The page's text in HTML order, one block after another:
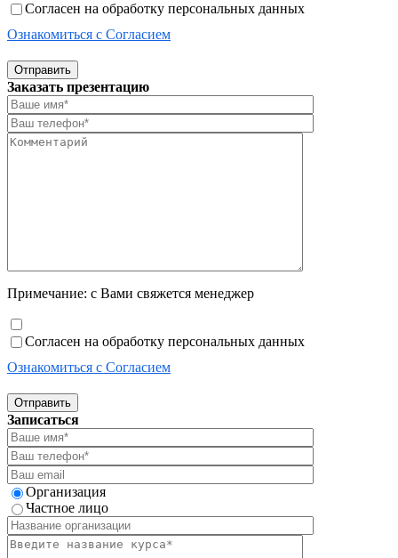
Согласен на обработку персональных данных
Ознакомиться с Согласием
Отправить
Заказать презентацию
Примечание: с Вами свяжется менеджер
Согласен на обработку персональных данных
Ознакомиться с Согласием
Отправить
Записаться
Организация
Частное лицо